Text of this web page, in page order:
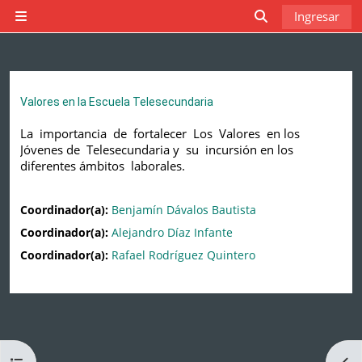
Saltar al contenido principal
Pánel lateral
Activar o
Ingresar
Valores en la Escuela Telesecundaria
La importancia de fortalecer Los Valores en los
Jóvenes de Telesecundaria y su incursión en los
diferentes ámbitos laborales.
Coordinador(a): Benjamín Dávalos Bautista
Coordinador(a): Alejandro Díaz Infante
Coordinador(a): Rafael Rodríguez Quintero